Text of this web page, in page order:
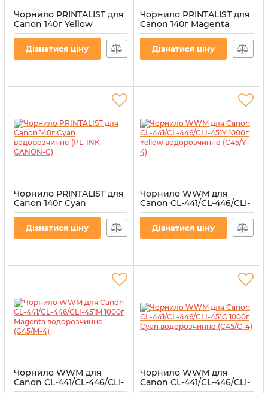
Чорнило PRINTALIST для
Canon 140г Yellow
водорозчинне (PL-INK-
CANON-Y)
Артикул: PL-INK-CANON-Y
Дізнатися ціну
Чорнило PRINTALIST для
Canon 140г Magenta
водорозчинне (PL-INK-
CANON-M)
Артикул: PL-INK-CANON-M
Дізнатися ціну
Чорнило PRINTALIST для
Canon 140г Cyan
водорозчинне (PL-INK-
CANON-C)
Артикул: PL-INK-CANON-C
Дізнатися ціну
Чорнило WWM для
Canon CL-441/CL-446/CLI-
451Y 1000г Yellow
водорозчинне (C45/Y-4)
Артикул:
Дізнатися ціну
Чорнило WWM для
Canon CL-441/CL-446/CLI-
Чорнило WWM для
Canon CL-441/CL-446/CLI-